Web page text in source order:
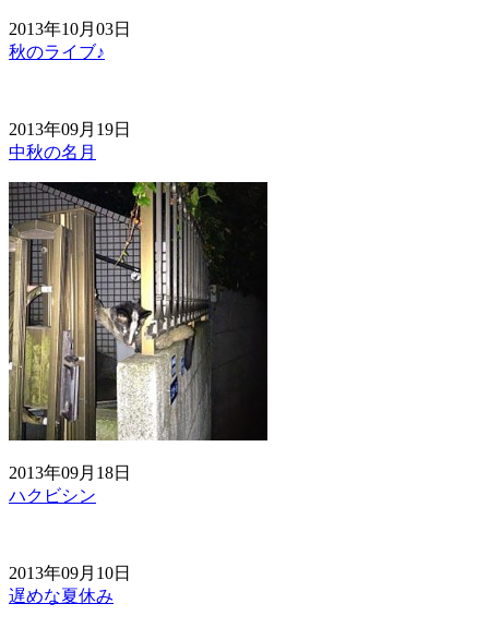
2013年10月03日
秋のライブ♪
2013年09月19日
中秋の名月
2013年09月18日
ハクビシン
2013年09月10日
遅めな夏休み